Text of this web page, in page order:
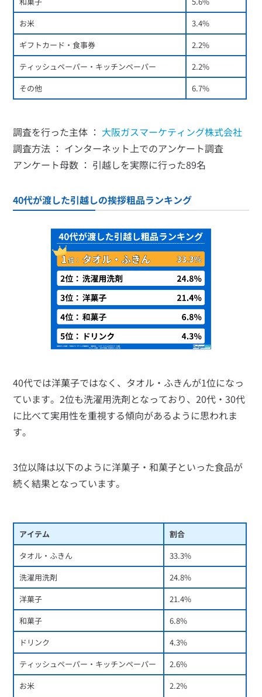
お米
3.4%
ギフトカード・食事券
2.2%
ティッシュペーパー・キッチンペーパー
2.2%
その他
6.7%
調査を行った主体 ： 大阪ガスマーケティング株式会社
調査方法 ： インターネット上でのアンケート調査
アンケート母数 ： 引越しを実際に行った89名
40代が渡した引越しの挨拶粗品ランキング
40代では洋菓子ではなく、タオル・ふきんが1位になっ
ています。2位も洗濯用洗剤となっており、20代・30代
に比べて実用性を重視する傾向があるように思われま
す。
3位以降は以下のように洋菓子・和菓子といった食品が
続く結果となっています。
アイテム
割合
タオル・ふきん
33.3%
洗濯用洗剤
24.8%
洋菓子
21.4%
和菓子
6.8%
ドリンク
4.3%
ティッシュペーパー・キッチンペーパー
2.6%
お米
2.2%